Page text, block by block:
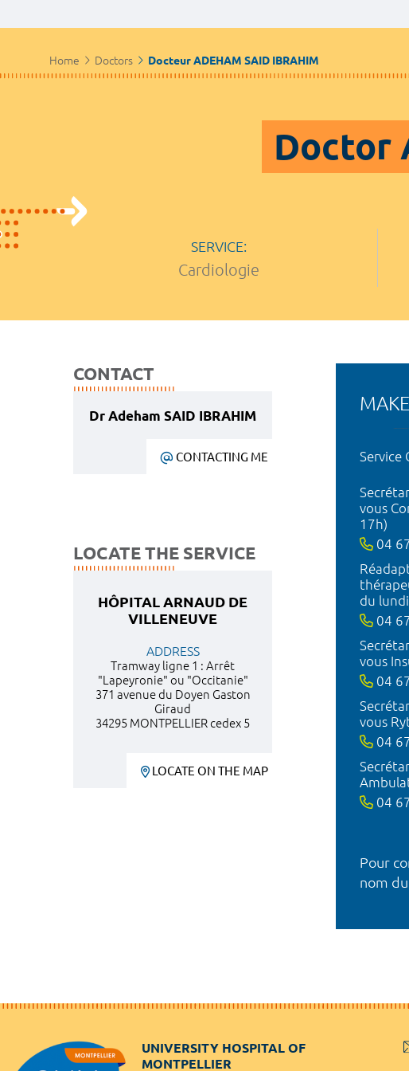
Home Doctors Docteur ADEHAM SAID IBRAHIM
Doctor
SERVICE:
Cardiologie
CONTACT
Dr Adeham SAID IBRAHIM
CONTACTING ME
LOCATE THE SERVICE
HÔPITAL ARNAUD DE
VILLENEUVE
ADDRESS
Tramway ligne 1 : Arrêt
"Lapeyronie" ou "Occitanie"
371 avenue du Doyen Gaston
Giraud
34295 MONTPELLIER cedex 5
LOCATE ON THE MAP
Service
vous
17h)
04
du
04
vous
04
vous
04
04
Pour
nom
UNIVERSITY HOSPITAL OF
MONTPELLIER